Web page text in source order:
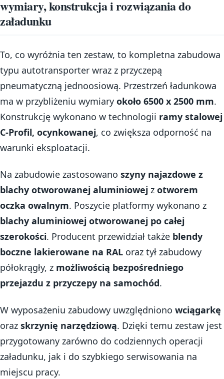
wymiary, konstrukcja i rozwiązania do
załadunku
To, co wyróżnia ten zestaw, to kompletna zabudowa
typu autotransporter wraz z przyczepą
pneumatyczną jednoosiową. Przestrzeń ładunkowa
ma w przybliżeniu wymiary około 6500 x 2500 mm.
Konstrukcję wykonano w technologii ramy stalowej
C-Profil, ocynkowanej, co zwiększa odporność na
warunki eksploatacji.
Na zabudowie zastosowano szyny najazdowe z
blachy otworowanej aluminiowej z otworem
oczka owalnym. Poszycie platformy wykonano z
blachy aluminiowej otworowanej po całej
szerokości. Producent przewidział także blendy
boczne lakierowane na RAL oraz tył zabudowy
półokrągły, z możliwością bezpośredniego
przejazdu z przyczepy na samochód.
W wyposażeniu zabudowy uwzględniono wciągarkę
oraz skrzynię narzędziową. Dzięki temu zestaw jest
przygotowany zarówno do codziennych operacji
załadunku, jak i do szybkiego serwisowania na
miejscu pracy.